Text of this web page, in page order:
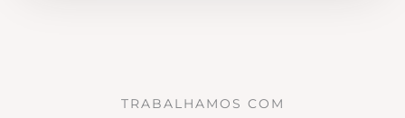
TRABALHAMOS COM